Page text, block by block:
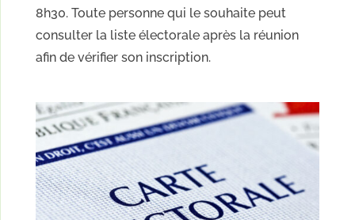
8h30. Toute personne qui le souhaite peut
consulter la liste électorale après la réunion
afin de vérifier son inscription.